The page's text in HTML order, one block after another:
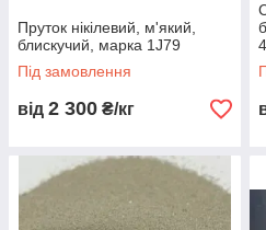
Пруток нікілевий, м'який,
блискучий, марка 1J79
Під замовлення
від 2 300 ₴/кг